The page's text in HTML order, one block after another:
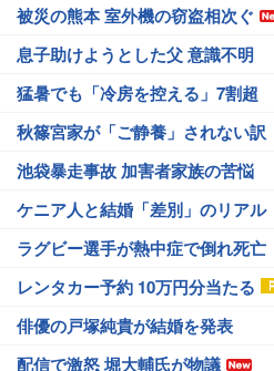
被災の熊本 室外機の窃盗相次ぐ
息子助けようとした父 意識不明
猛暑でも「冷房を控える」7割超
秋篠宮家が「ご静養」されない訳
池袋暴走事故 加害者家族の苦悩
ケニア人と結婚「差別」のリアル
ラグビー選手が熱中症で倒れ死亡
レンタカー予約 10万円分当たる
俳優の戸塚純貴が結婚を発表
配信で激怒 堀大輔氏が物議